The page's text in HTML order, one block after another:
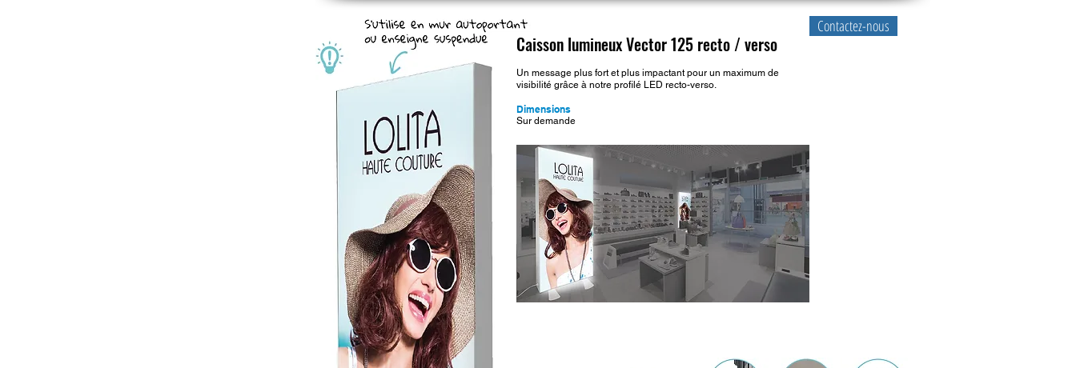
Caisson lumineux Vector 125 recto / verso
Un message plus fort et plus impactant pour un maximum de
visibilité grâce à notre profilé LED recto-verso.
Dimensions
Sur demande
Contactez-nous